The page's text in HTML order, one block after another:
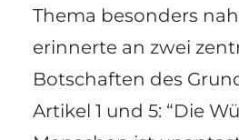
Thema besonders
erinnerte an zwei
Botschaften des
Artikel 1 und 5: “Die